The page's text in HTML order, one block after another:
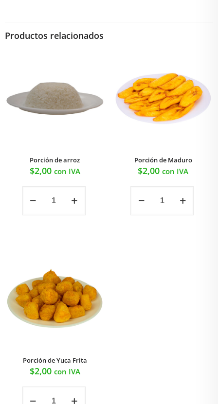
Productos relacionados
Porción de arroz
$2,00 con IVA
Porción de Maduro
$2,00 con IVA
Porción de Yuca Frita
$2,00 con IVA